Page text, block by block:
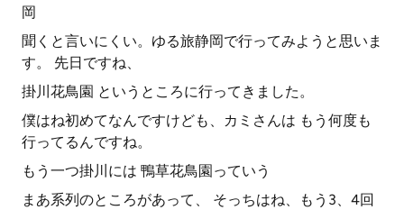
岡
聞くと言いにくい。ゆる旅静岡で行ってみようと思いま
す。 先日ですね、
掛川花鳥園 というところに行ってきました。
僕はね初めてなんですけども、カミさんは もう何度も
行ってるんですね。
もう一つ掛川には 鴨草花鳥園っていう
まあ系列のところがあって、 そっちはね、もう3、4回